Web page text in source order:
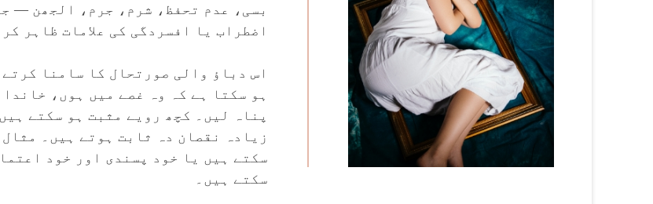
بسی، عدم تحفظ، شرم، جرم، الجھن —
اضطراب یا افسردگی کی علامات ظاہر
اس دباؤ والی صورتحال کا سامنا
ہو سکتا ہے کہ وہ غصے میں ہوں،
پناہ لیں۔ کچھ رویے مثبت ہو سکتے
زیادہ نقصان دہ ثابت ہوتے ہیں۔
سکتے ہیں یا خود پسندی اور خود
سکتے ہیں۔